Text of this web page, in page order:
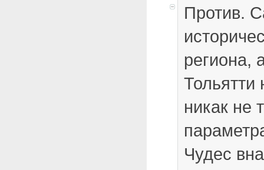
Против.
региона,
Тольятти
никак не
Чудес